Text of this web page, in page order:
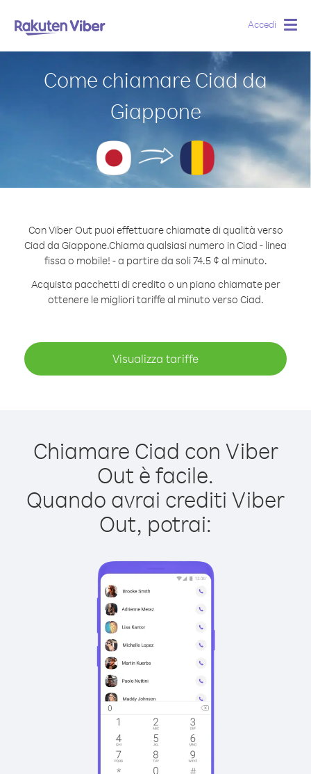
Accedi
Come chiamare Ciad da
Giappone
Con Viber Out puoi effettuare chiamate di qualità verso
Ciad da Giappone.Chiama qualsiasi numero in Ciad - linea
fissa o mobile! - a partire da soli 74.5 ¢ al minuto.
Acquista pacchetti di credito o un piano chiamate per
ottenere le migliori tariffe al minuto verso Ciad.
Visualizza tariffe
Chiamare Ciad con Viber
Out è facile.
Quando avrai crediti Viber
Out, potrai: